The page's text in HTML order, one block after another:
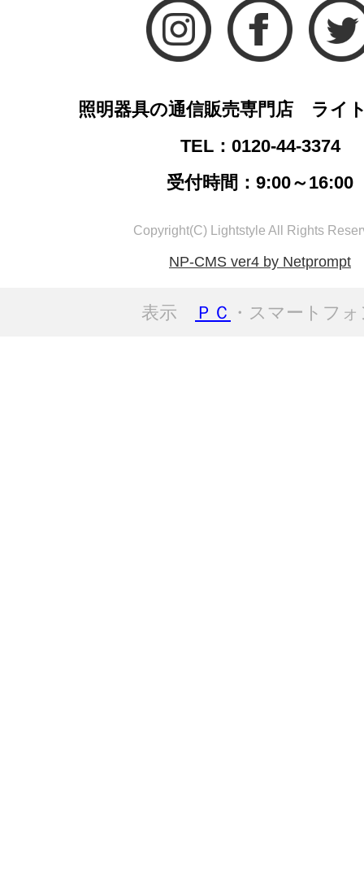
照明器具の通信販売専門店 ライ
TEL：0120-44-3374
受付時間：9:00～16:00
Copyright(C) Lightstyle All Rights
NP-CMS ver4 by Netprompt
表示 ＰＣ ・スマートフ